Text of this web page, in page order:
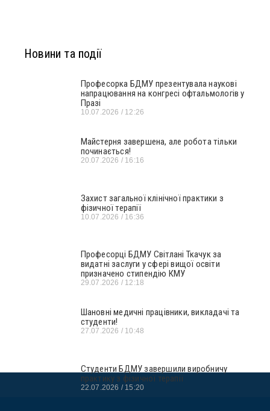
Новини та події
Професорка БДМУ презентувала наукові
напрацювання на конгресі офтальмологів у
Празі
10.07.2026 12:26
Майстерня завершена, але робота тільки
починається!
20.07.2026 16:16
Захист загальної клінічної практики з
фізичної терапії
10.07.2026 16:36
Професорці БДМУ Світлані Ткачук за
видатні заслуги у сфері вищої освіти
призначено стипендію КМУ
29.07.2026 12:18
Шановні медичні працівники, викладачі та
студенти!
27.07.2026 10:48
Студенти БДМУ завершили виробничу
практику з фізичної терапії
22.07.2026 15:20